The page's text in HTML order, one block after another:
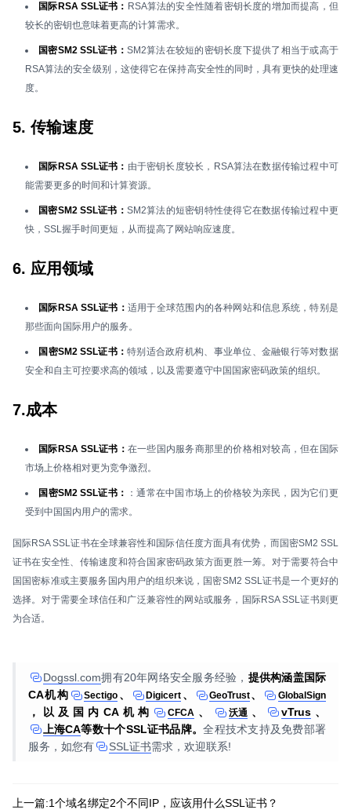
国际RSA SSL证书： RSA算法的安全性随着密钥长度的增加而提高，但
较长的密钥也意味着更高的计算需求。
国密SM2 SSL证书： SM2算法在较短的密钥长度下提供了相当于或高于
RSA算法的安全级别，这使得它在保持高安全性的同时，具有更快的处理速
度。
5. 传输速度
国际RSA SSL证书： 由于密钥长度较长，RSA算法在数据传输过程中可
能需要更多的时间和计算资源。
国密SM2 SSL证书： SM2算法的短密钥特性使得它在数据传输过程中更
快，SSL握手时间更短，从而提高了网站响应速度。
6. 应用领域
国际RSA SSL证书： 适用于全球范围内的各种网站和信息系统，特别是
那些面向国际用户的服务。
国密SM2 SSL证书：特别适合政府机构、事业单位、金融银行等对数据
安全和自主可控要求高的领域，以及需要遵守中国国家密码政策的组织。
7.成本
国际RSA SSL证书： 在一些国内服务商那里的价格相对较高，但在国际
市场上价格相对更为竞争激烈。
国密SM2 SSL证书：
：通常在中国市场上的价格较为亲民，因为它们更
受到中国国内用户的需求。
国际RSA SSL证书在全球兼容性和国际信任度方面具有优势，而国密SM2 SSL
证书在安全性、传输速度和符合国家密码政策方面更胜一筹。对于需要符合中
国国密标准或主要服务国内用户的组织来说，国密SM2 SSL证书是一个更好的
选择。对于需要全球信任和广泛兼容性的网站或服务，国际RSA SSL证书则更
为合适。
Dogssl.com拥有20年网络安全服务经验， 提供构涵盖国际
CA机构
Sectigo 、 Digicert 、 GeoTrust、 GlobalSign
，以及国内CA机构 CFCA 、 沃通 、 vTrus、
上海CA等数十个SSL证书品牌。全程技术支持及免费部署
服务，如您有
SSL证书需求，欢迎联系!
上一篇:1个域名绑定2个不同IP，应该用什么SSL证书？